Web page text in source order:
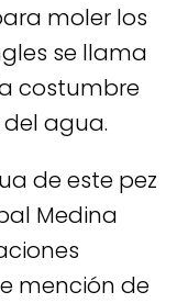
moler los
se llama
costumbre
agua.
de este pez
Medina
mención de